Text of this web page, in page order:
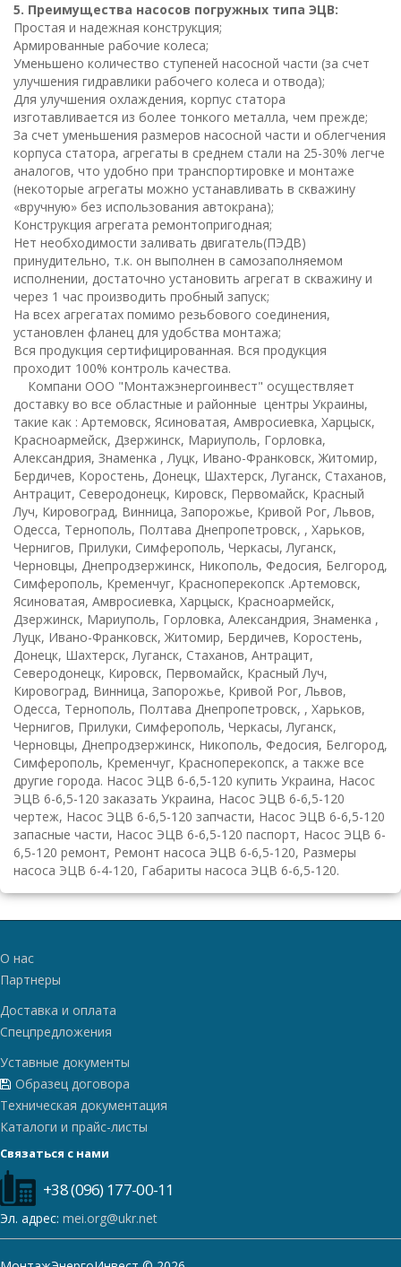
5. Преимущества насосов погружных типа ЭЦВ:
Простая и надежная конструкция;
Армированные рабочие колеса;
Уменьшено количество ступеней насосной части (за счет
улучшения гидравлики рабочего колеса и отвода);
Для улучшения охлаждения, корпус статора
изготавливается из более тонкого металла, чем прежде;
За счет уменьшения размеров насосной части и облегчения
корпуса статора, агрегаты в среднем стали на 25-30% легче
аналогов, что удобно при транспортировке и монтаже
(некоторые агрегаты можно устанавливать в скважину
«вручную» без использования автокрана);
Конструкция агрегата ремонтопригодная;
Нет необходимости заливать двигатель(ПЭДВ)
принудительно, т.к. он выполнен в самозаполняемом
исполнении, достаточно установить агрегат в скважину и
через 1 час производить пробный запуск;
На всех агрегатах помимо резьбового соединения,
установлен фланец для удобства монтажа;
Вся продукция сертифицированная. Вся продукция
проходит 100% контроль качества.
Компани ООО "Монтажэнергоинвест" осуществляет
доставку во все областные и районные центры Украины,
такие как : Артемовск, Ясиноватая, Амвросиевка, Харцыск,
Красноармейск, Дзержинск, Мариуполь, Горловка,
Александрия, Знаменка , Луцк, Ивано-Франковск, Житомир,
Бердичев, Коростень, Донецк, Шахтерск, Луганск, Стаханов,
Антрацит, Северодонецк, Кировск, Первомайск, Красный
Луч, Кировоград, Винница, Запорожье, Кривой Рог, Львов,
Одесса, Тернополь, Полтава Днепропетровск, , Харьков,
Чернигов, Прилуки, Симферополь, Черкасы, Луганск,
Черновцы, Днепродзержинск, Никополь, Федосия, Белгород,
Симферополь, Кременчуг, Красноперекопск .Артемовск,
Ясиноватая, Амвросиевка, Харцыск, Красноармейск,
Дзержинск, Мариуполь, Горловка, Александрия, Знаменка ,
Луцк, Ивано-Франковск, Житомир, Бердичев, Коростень,
Донецк, Шахтерск, Луганск, Стаханов, Антрацит,
Северодонецк, Кировск, Первомайск, Красный Луч,
Кировоград, Винница, Запорожье, Кривой Рог, Львов,
Одесса, Тернополь, Полтава Днепропетровск, , Харьков,
Чернигов, Прилуки, Симферополь, Черкасы, Луганск,
Черновцы, Днепродзержинск, Никополь, Федосия, Белгород,
Симферополь, Кременчуг, Красноперекопск, а также все
другие города. Насос ЭЦВ 6-6,5-120 купить Украина, Насос
ЭЦВ 6-6,5-120 заказать Украина, Насос ЭЦВ 6-6,5-120
чертеж, Насос ЭЦВ 6-6,5-120 запчасти, Насос ЭЦВ 6-6,5-120
запасные части, Насос ЭЦВ 6-6,5-120 паспорт, Насос ЭЦВ 6-
6,5-120 ремонт, Ремонт насоса ЭЦВ 6-6,5-120, Размеры
насоса ЭЦВ 6-4-120, Габариты насоса ЭЦВ 6-6,5-120.
О нас
Партнеры
Доставка и оплата
Спецпредложения
Уставные документы
Образец договора
Техническая документация
Каталоги и прайс-листы
Связаться с нами
+38 (096) 177-00-11
Эл. адрес: mei.org@ukr.net